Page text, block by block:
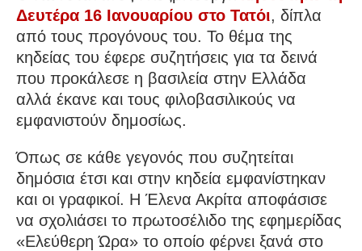
Δευτέρα 16 Ιανουαρίου στο Τατόι, δίπλα
από τους προγόνους του. Το θέμα της
κηδείας του έφερε συζητήσεις για τα δεινά
που προκάλεσε η βασιλεία στην Ελλάδα
αλλά έκανε και τους φιλοβασιλικούς να
εμφανιστούν δημοσίως.
Όπως σε κάθε γεγονός που συζητείται
δημόσια έτσι και στην κηδεία εμφανίστηκαν
και οι γραφικοί. Η Έλενα Ακρίτα αποφάσισε
να σχολιάσει το πρωτοσέλιδο της εφημερίδας
«Ελεύθερη Ώρα» το οποίο φέρνει ξανά στο